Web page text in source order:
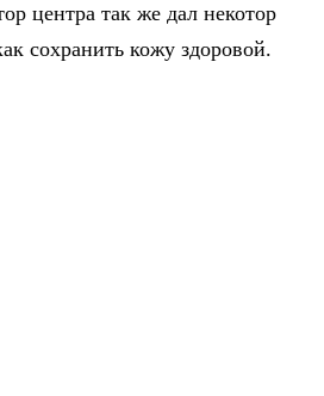
центра так же дал некотор
сохранить кожу здоровой.